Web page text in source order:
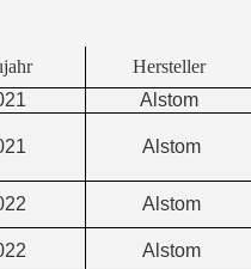
Hersteller
Alstom
Alstom
Alstom
Alstom